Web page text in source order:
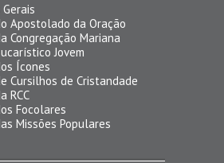
Apostolado da Oração
Congregação Mariana
Jovem
Ícones
Cursilhos de Cristandade
RCC
Focolares
Missões Populares